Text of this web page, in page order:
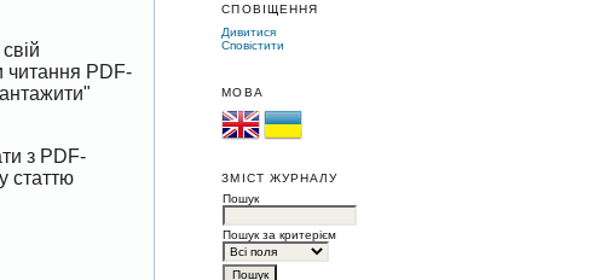
СПОВІЩЕННЯ
Дивитися
Сповістити
МОВА
ЗМІСТ ЖУРНАЛУ
Пошук
Пошук за критерієм
читання PDF-
з PDF-
статтю